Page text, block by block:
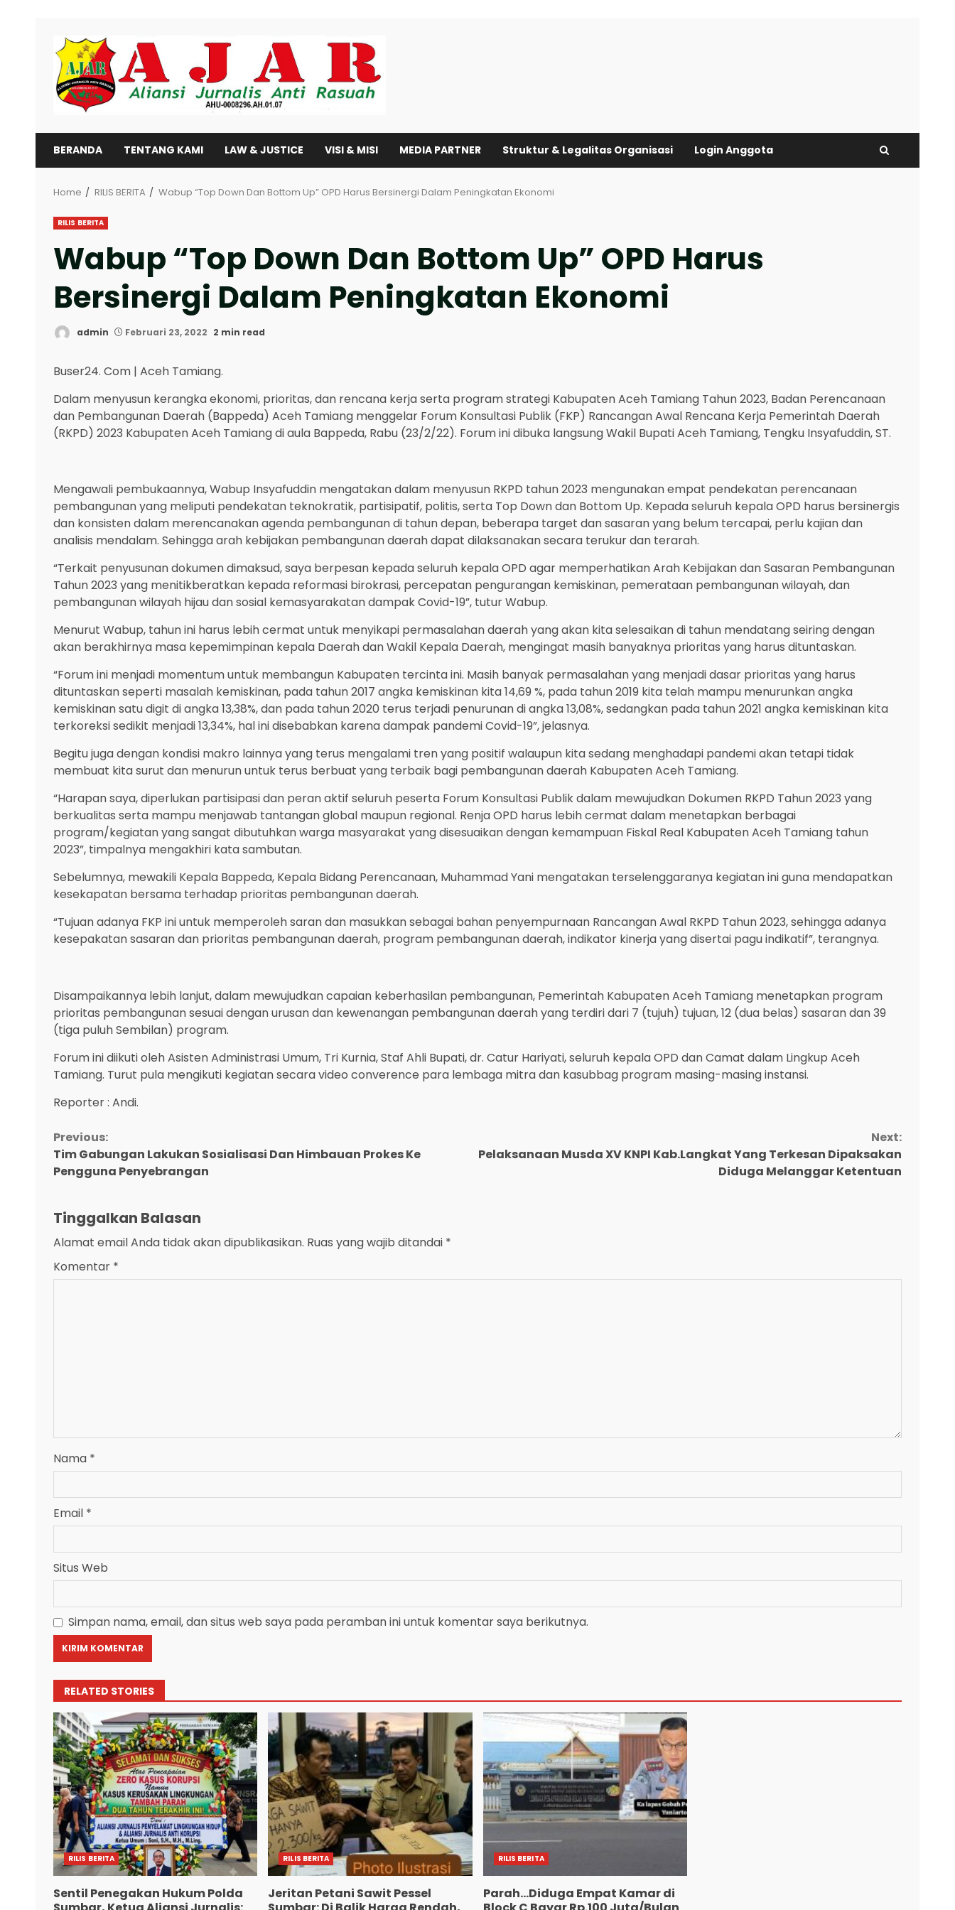
content
BERANDA TENTANG KAMI LAW & JUSTICE VISI & MISI MEDIA PARTNER Struktur & Legalitas Organisasi Login Anggota
Home RILIS BERITA Wabup “Top Down Dan Bottom Up” OPD Harus Bersinergi Dalam Peningkatan Ekonomi
RILIS BERITA
Wabup “Top Down Dan Bottom Up” OPD Harus
Bersinergi Dalam Peningkatan Ekonomi
admin Februari 23, 2022 2 min read
Buser24. Com | Aceh Tamiang.
Dalam menyusun kerangka ekonomi, prioritas, dan rencana kerja serta program strategi Kabupaten Aceh Tamiang Tahun 2023, Badan Perencanaan
dan Pembangunan Daerah (Bappeda) Aceh Tamiang menggelar Forum Konsultasi Publik (FKP) Rancangan Awal Rencana Kerja Pemerintah Daerah
(RKPD) 2023 Kabupaten Aceh Tamiang di aula Bappeda, Rabu (23/2/22). Forum ini dibuka langsung Wakil Bupati Aceh Tamiang, Tengku Insyafuddin, ST.
Mengawali pembukaannya, Wabup Insyafuddin mengatakan dalam menyusun RKPD tahun 2023 mengunakan empat pendekatan perencanaan
pembangunan yang meliputi pendekatan teknokratik, partisipatif, politis, serta Top Down dan Bottom Up. Kepada seluruh kepala OPD harus bersinergis
dan konsisten dalam merencanakan agenda pembangunan di tahun depan, beberapa target dan sasaran yang belum tercapai, perlu kajian dan
analisis mendalam. Sehingga arah kebijakan pembangunan daerah dapat dilaksanakan secara terukur dan terarah.
“Terkait penyusunan dokumen dimaksud, saya berpesan kepada seluruh kepala OPD agar memperhatikan Arah Kebijakan dan Sasaran Pembangunan
Tahun 2023 yang menitikberatkan kepada reformasi birokrasi, percepatan pengurangan kemiskinan, pemerataan pembangunan wilayah, dan
pembangunan wilayah hijau dan sosial kemasyarakatan dampak Covid-19”, tutur Wabup.
Menurut Wabup, tahun ini harus lebih cermat untuk menyikapi permasalahan daerah yang akan kita selesaikan di tahun mendatang seiring dengan
akan berakhirnya masa kepemimpinan kepala Daerah dan Wakil Kepala Daerah, mengingat masih banyaknya prioritas yang harus dituntaskan.
“Forum ini menjadi momentum untuk membangun Kabupaten tercinta ini. Masih banyak permasalahan yang menjadi dasar prioritas yang harus
dituntaskan seperti masalah kemiskinan, pada tahun 2017 angka kemiskinan kita 14,69 %, pada tahun 2019 kita telah mampu menurunkan angka
kemiskinan satu digit di angka 13,38%, dan pada tahun 2020 terus terjadi penurunan di angka 13,08%, sedangkan pada tahun 2021 angka kemiskinan kita
terkoreksi sedikit menjadi 13,34%, hal ini disebabkan karena dampak pandemi Covid-19”, jelasnya.
Begitu juga dengan kondisi makro lainnya yang terus mengalami tren yang positif walaupun kita sedang menghadapi pandemi akan tetapi tidak
membuat kita surut dan menurun untuk terus berbuat yang terbaik bagi pembangunan daerah Kabupaten Aceh Tamiang.
“Harapan saya, diperlukan partisipasi dan peran aktif seluruh peserta Forum Konsultasi Publik dalam mewujudkan Dokumen RKPD Tahun 2023 yang
berkualitas serta mampu menjawab tantangan global maupun regional. Renja OPD harus lebih cermat dalam menetapkan berbagai
program/kegiatan yang sangat dibutuhkan warga masyarakat yang disesuaikan dengan kemampuan Fiskal Real Kabupaten Aceh Tamiang tahun
2023”, timpalnya mengakhiri kata sambutan.
Sebelumnya, mewakili Kepala Bappeda, Kepala Bidang Perencanaan, Muhammad Yani mengatakan terselenggaranya kegiatan ini guna mendapatkan
kesekapatan bersama terhadap prioritas pembangunan daerah.
“Tujuan adanya FKP ini untuk memperoleh saran dan masukkan sebagai bahan penyempurnaan Rancangan Awal RKPD Tahun 2023, sehingga adanya
kesepakatan sasaran dan prioritas pembangunan daerah, program pembangunan daerah, indikator kinerja yang disertai pagu indikatif”, terangnya.
Disampaikannya lebih lanjut, dalam mewujudkan capaian keberhasilan pembangunan, Pemerintah Kabupaten Aceh Tamiang menetapkan program
prioritas pembangunan sesuai dengan urusan dan kewenangan pembangunan daerah yang terdiri dari 7 (tujuh) tujuan, 12 (dua belas) sasaran dan 39
(tiga puluh Sembilan) program.
Forum ini diikuti oleh Asisten Administrasi Umum, Tri Kurnia, Staf Ahli Bupati, dr. Catur Hariyati, seluruh kepala OPD dan Camat dalam Lingkup Aceh
Tamiang. Turut pula mengikuti kegiatan secara video converence para lembaga mitra dan kasubbag program masing-masing instansi.
Reporter : Andi.
Continue
Reading
Previous:
Tim Gabungan Lakukan Sosialisasi Dan Himbauan Prokes Ke
Pengguna Penyebrangan
Next:
Pelaksanaan Musda XV KNPI Kab.Langkat Yang Terkesan Dipaksakan
Diduga Melanggar Ketentuan
Tinggalkan Balasan
Alamat email Anda tidak akan dipublikasikan. Ruas yang wajib ditandai *
Komentar *
Nama *
Email *
Situs Web
Simpan nama, email, dan situs web saya pada peramban ini untuk komentar saya berikutnya.
RELATED STORIES
RILIS BERITA
Sentil Penegakan Hukum Polda
RILIS BERITA
Jeritan Petani Sawit Pessel
RILIS BERITA
Parah…Diduga Empat Kamar di